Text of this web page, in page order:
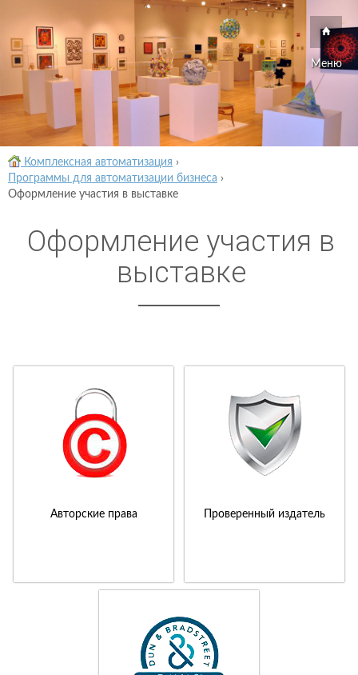
Меню
Комплексная автоматизация ›
Программы для автоматизации бизнеса ›
Оформление участия в выставке
Оформление участия в
выставке
Авторские права Проверенный издатель